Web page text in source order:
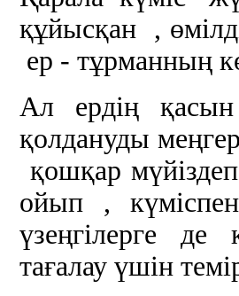
құйысқан ,
ер - тұрманның
Ал ердің
қолдануды
қошқар
ойып ,
үзеңгілерге де
тағалау үшін